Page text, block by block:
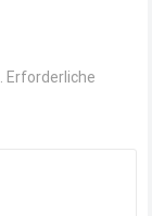
Erforderliche